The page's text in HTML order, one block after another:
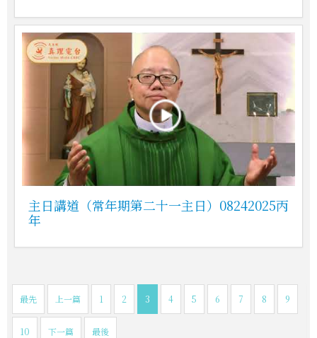
主日講道（常年期第二十一主日）08242025丙
年
最先 上一篇 1 2 3 4 5 6 7 8 9
10 下一篇 最後